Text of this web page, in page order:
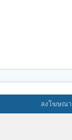
ลงโฆษณา